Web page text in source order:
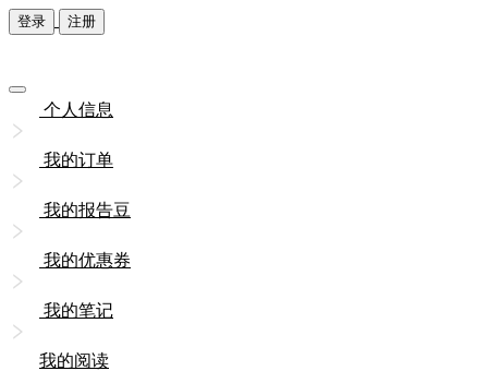
登录 注册
个人信息
我的订单
我的报告豆
我的优惠券
我的笔记
我的阅读